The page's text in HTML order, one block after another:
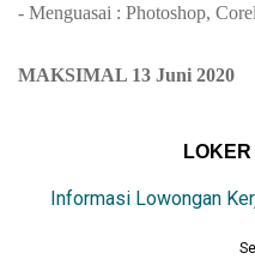
- Menguasai : Photoshop,
MAKSIMAL 13 Juni 2020
Informasi Lowongan